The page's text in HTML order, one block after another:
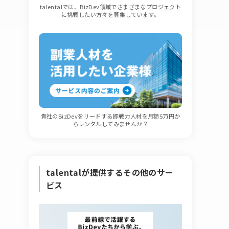
talentalでは、BizDev領域でさまざまなプロジェクト
に挑戦したい方々を募集しています。
貴社のBizDevをリードする即戦力人材を月額5万円か
らレンタルしてみませんか？
talentalが提供するその他のサー
ビス